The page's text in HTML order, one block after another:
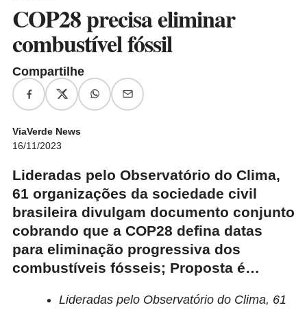
COP28 precisa eliminar
combustível fóssil
Compartilhe
ViaVerde News
16/11/2023
Lideradas pelo Observatório do Clima,
61 organizações da sociedade civil
brasileira divulgam documento conjunto
cobrando que a COP28 defina datas
para eliminação progressiva dos
combustíveis fósseis; Proposta é…
Lideradas pelo Observatório do Clima, 61